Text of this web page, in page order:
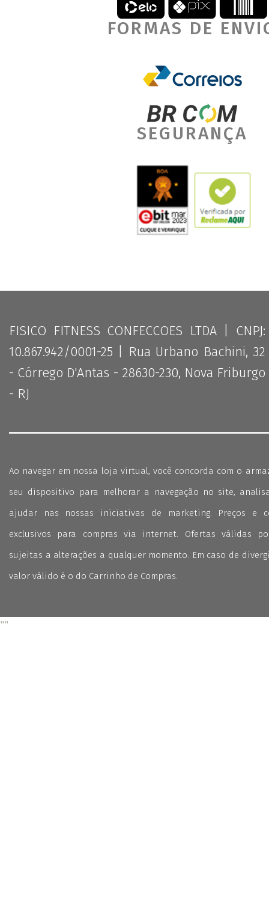
FORMAS DE
SEGURANÇA
FISICO FITNESS CONFECCOES LTDA | CNPJ:
10.867.942/0001-25 | Rua Urbano Bachini, 32
- Córrego D'Antas - 28630-230, Nova Friburgo
- RJ
Ao navegar em nossa loja virtual, você concorda com o
seu dispositivo para melhorar a navegação no site,
ajudar nas nossas iniciativas de marketing. Preços e
exclusivos para compras via internet. Ofertas válidas
sujeitas a alterações a qualquer momento. Em caso de
valor válido é o do Carrinho de Compras.
""